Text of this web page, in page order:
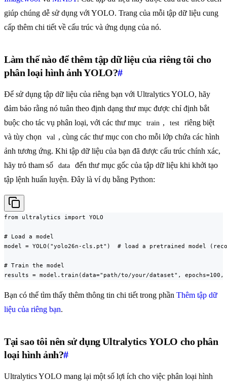
giúp chúng dễ sử dụng với YOLO. Trang của mỗi tập dữ liệu cung
cấp thêm chi tiết về cấu trúc và ứng dụng của nó.
Làm thế nào để thêm tập dữ liệu của riêng tôi cho
phân loại hình ảnh YOLO?#
Để sử dụng tập dữ liệu của riêng bạn với Ultralytics YOLO, hãy
đảm bảo rằng nó tuân theo định dạng thư mục được chỉ định bắt
buộc cho tác vụ phân loại, với các thư mục
train , test
riêng biệt
và tùy chọn
val , cùng các thư mục con cho mỗi lớp chứa các hình
ảnh tương ứng. Khi tập dữ liệu của bạn đã được cấu trúc chính xác,
hãy trỏ tham số
data
đến thư mục gốc của tập dữ liệu khi khởi tạo
tập lệnh huấn luyện. Đây là ví dụ bằng Python:
from ultralytics import YOLO
# Load a model
model = YOLO("yolo26n-cls.pt")  # load a pretrained model
# Train the model
results = model.train(data="path/to/your/dataset", epochs=100,
Bạn có thể tìm thấy thêm thông tin chi tiết trong phần Thêm tập dữ
liệu của riêng bạn.
Tại sao tôi nên sử dụng Ultralytics YOLO cho phân
loại hình ảnh?#
Ultralytics YOLO mang lại một số lợi ích cho việc phân loại hình